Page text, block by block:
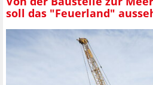
soll das "Feuerland"